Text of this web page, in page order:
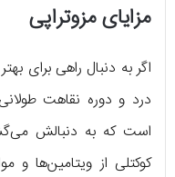
مزایای مزوتراپی
اگر به دنبال راهی برای
درد و دوره نقاهت
است که به دنبالش
کوکتلی از ویتامین‌ها و